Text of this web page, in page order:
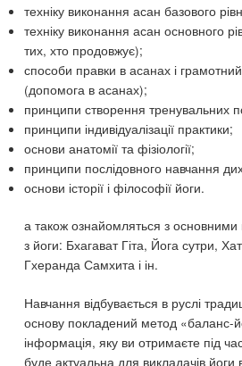
техніку виконання асан базового
техніку виконання асан основного
тих, хто продовжує);
способи правки в асанах і
(допомога в асанах);
принципи створення тренувальних
принципи індивідуалізації практики;
основи анатомії та фізіології;
принципи послідовного навчання
основи історії і філософії йоги.
а також ознайомляться з
з йоги: Бхагават Гіта, Йога сутри,
Гхеранда Самхита і ін.
Навчання відбувається в руслі
основу покладений метод «баланс-
інформація, яку ви отримаєте під
буде актуальна для викладачів йоги